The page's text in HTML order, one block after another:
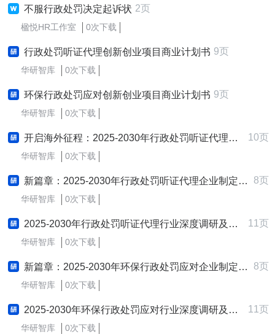
不服行政处罚决定起诉状 2页
楹悦HR工作室 0次下载
行政处罚听证代理创新创业项目商业计划书 9页
华研智库 0次下载
环保行政处罚应对创新创业项目商业计划书 9页
华研智库 0次下载
开启海外征程：2025-2030年行政处罚听证代理行业跨境出海战略研究报告 10页
华研智库 0次下载
新篇章：2025-2030年行政处罚听证代理企业制定与实施新质生产力战略研究报告 8页
华研智库 0次下载
2025-2030年行政处罚听证代理行业深度调研及发展战略咨询报告 11页
华研智库 0次下载
新篇章：2025-2030年环保行政处罚应对企业制定与实施新质生产力战略研究报告 8页
华研智库 0次下载
2025-2030年环保行政处罚应对行业深度调研及发展战略咨询报告 11页
华研智库 0次下载